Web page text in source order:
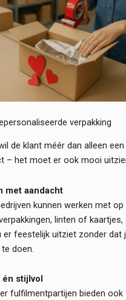
verpakking
de klant méér dan alleen een
– het moet er ook mooi
met aandacht
kunnen werken met
linten of
er feestelijk uitziet zonder dat
doen.
én stijlvol
fulfilmentpartijen bieden ook